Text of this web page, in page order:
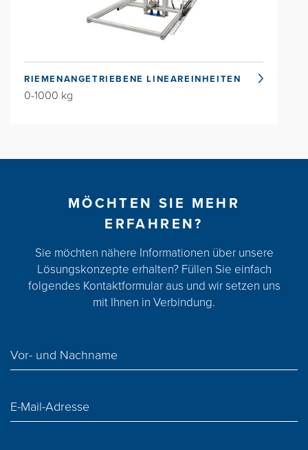
RIEMENANGETRIEBENE LINEAREINHEITEN
0-1000 kg
MÖCHTEN SIE MEHR
ERFAHREN?
Sie möchten nähere Informationen über unsere
Lösungskonzepte erhalten? Füllen Sie einfach
folgendes Kontaktformular aus und wir setzen uns
mit Ihnen in Verbindung.
Vor- und Nachname
E-Mail-Adresse